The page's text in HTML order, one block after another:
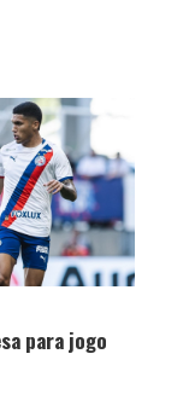
para jogo